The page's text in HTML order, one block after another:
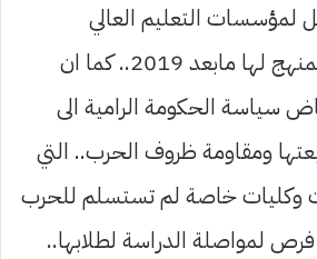
لمؤسسات التعليم العالي
واستمرار التدمير الممنهج لها مابعد 2019.. كما ان
سياسة الحكومة الرامية الى
ومقاومة ظروف الحرب.. التي
وكليات خاصة لم تستسلم للحرب
لمواصلة الدراسة لطلابها..